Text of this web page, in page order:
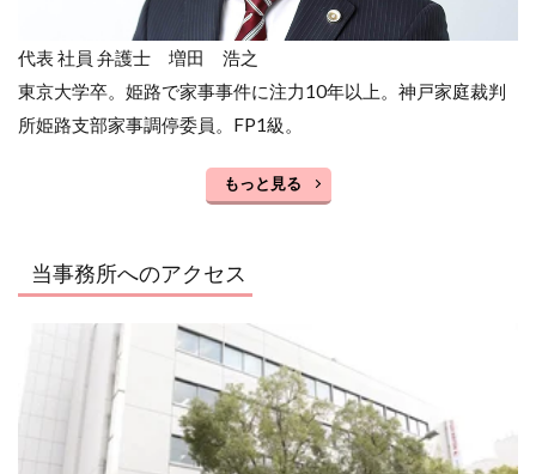
代表 社員 弁護士 増田 浩之
東京大学卒。姫路で家事事件に注力10年以上。神戸家庭裁判
所姫路支部家事調停委員。FP1級。
もっと見る
当事務所へのアクセス